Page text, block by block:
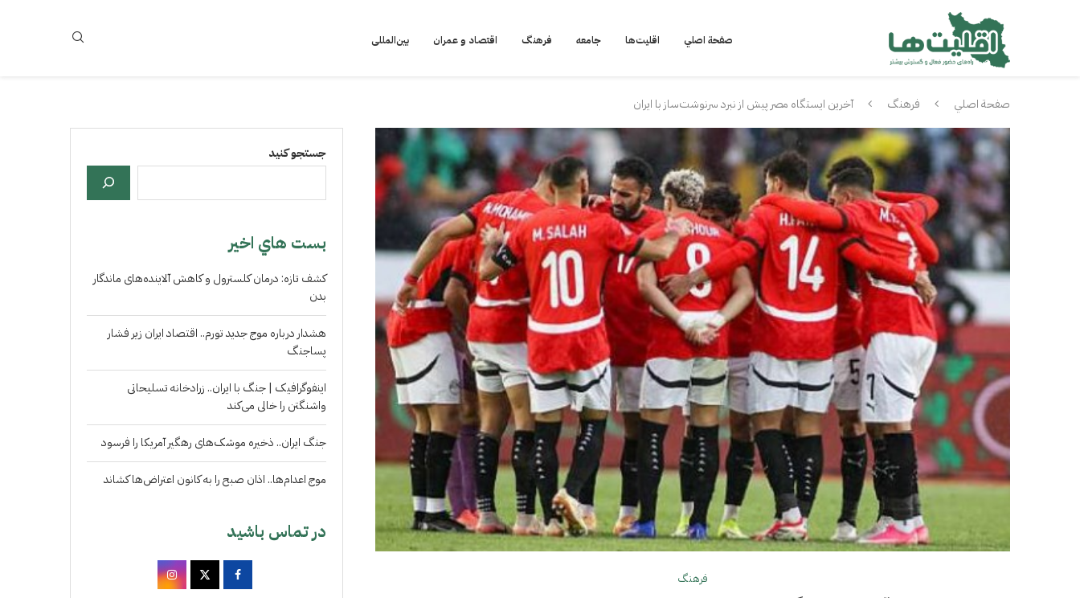
صفحة اصلي اقلیت‌ها جامعه فرهنگ اقتصاد و عمران بین‌المللی
صفحة اصلي فرهنگ آخرین ایستگاه مصر پیش از نبرد سرنوشت‌ساز با ایران
فرهنگ
جستجو کنید
بست هاي اخير
کشف تازه: درمان کلسترول و کاهش آلاینده‌های ماندگار
بدن
هشدار درباره موج جدید تورم.. اقتصاد ایران زیر فشار
پساجنگ
اینفوگرافیک | جنگ با ایران.. زرادخانه تسلیحاتی
واشنگتن را خالی می‌کند
جنگ ایران.. ذخیره موشک‌های رهگیر آمریکا را فرسود
موج اعدام‌ها.. اذان صبح را به کانون اعتراض‌ها کشاند
در تماس باشید